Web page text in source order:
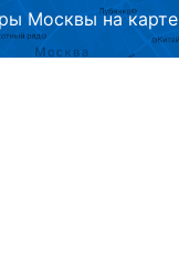
Москвы на карте